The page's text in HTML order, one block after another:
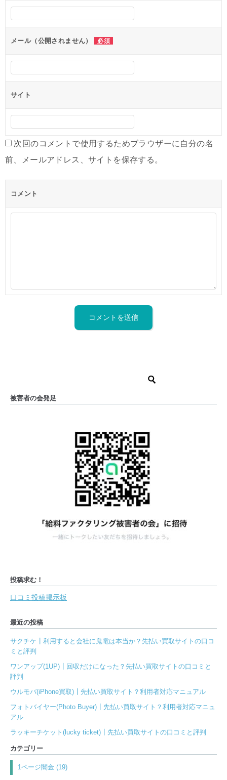
メール（公開されません） 必須
サイト
次回のコメントで使用するためブラウザーに自分の名
前、メールアドレス、サイトを保存する。
コメント
被害者の会発足
投稿求む！
口コミ投稿掲示板
最近の投稿
サクチケ┃利用すると会社に鬼電は本当か？先払い買取サイトの口コ
ミと評判
ワンアップ(1UP)┃回収だけになった？先払い買取サイトの口コミと
評判
ウルモバ(iPhone買取)┃先払い買取サイト？利用者対応マニュアル
フォトバイヤー(Photo Buyer)┃先払い買取サイト？利用者対応マニュ
アル
ラッキーチケット(lucky ticket)┃先払い買取サイトの口コミと評判
カテゴリー
1ページ闇金 (19)